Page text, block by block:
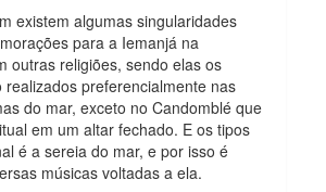
existem algumas singularidades
para a Iemanjá na
outras religiões, sendo elas os
realizados preferencialmente nas
do mar, exceto no Candomblé que
em um altar fechado. E os tipos
é a sereia do mar, e por isso é
músicas voltadas a ela.